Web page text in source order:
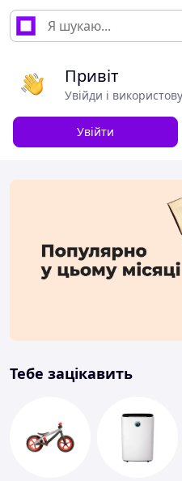
Привіт
Увійди і
Увійти
Тебе зацікавить